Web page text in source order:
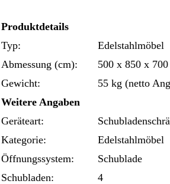
Produktdetails
Typ:
Edelstahlmöbel
Abmessung (cm):
500 x 850 x 700
Gewicht:
55 kg (netto
Weitere Angaben
Geräteart:
Kategorie:
Edelstahlmöbel
Öffnungssystem:
Schublade
Schubladen:
4